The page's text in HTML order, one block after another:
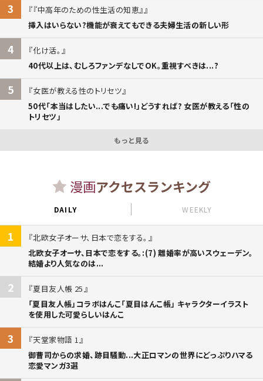
3
『中高年のための性生活の知恵』
挿入はいらない?機能が衰えてもできる夫婦生活の新しい形
4
化け活。
40代以上は、むしろファンデなしでOK。重視すべきは...?
5
女医が教える性のトリセツ
50代「本当はしたい...でも痛い!」どうすれば? 女医が教える「性の
トリセツ」
もっと見る
漫画アクセスランキング
DAILY WEEKLY
1
北欧女子オーサ、日本で恋をする。
北欧女子オーサ、日本で恋をする。:(7) 離婚率が高いスウェーデン。
結婚より人気なのは...
2
夏目友人帳 25
「夏目友人帳」コラボはんこ「夏目はんこ帳」 キャラクターイラスト
を使用した可愛らしいはんこ
3
天堂家物語 1
御曹司からの求婚、跡目騒動...大正ロマンの世界にどっぷりハマる
恋愛マンガ3選